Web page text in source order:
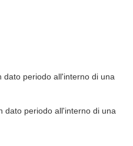
dato periodo all'interno di una
dato periodo all'interno di una